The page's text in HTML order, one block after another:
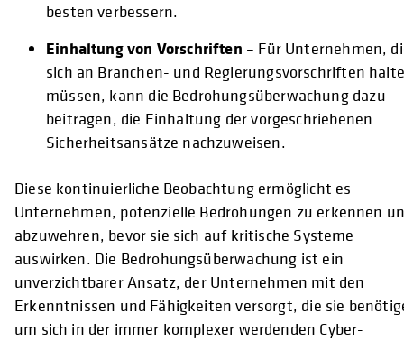
besten verbessern.
Einhaltung von Vorschriften – Für Unternehmen,
sich an Branchen- und Regierungsvorschriften
müssen, kann die Bedrohungsüberwachung dazu
beitragen, die Einhaltung der vorgeschriebenen
Sicherheitsansätze nachzuweisen.
Diese kontinuierliche Beobachtung ermöglicht es
Unternehmen, potenzielle Bedrohungen zu erkennen
abzuwehren, bevor sie sich auf kritische Systeme
auswirken. Die Bedrohungsüberwachung ist ein
unverzichtbarer Ansatz, der Unternehmen mit den
Erkenntnissen und Fähigkeiten versorgt, die sie
um sich in der immer komplexer werdenden Cyber-